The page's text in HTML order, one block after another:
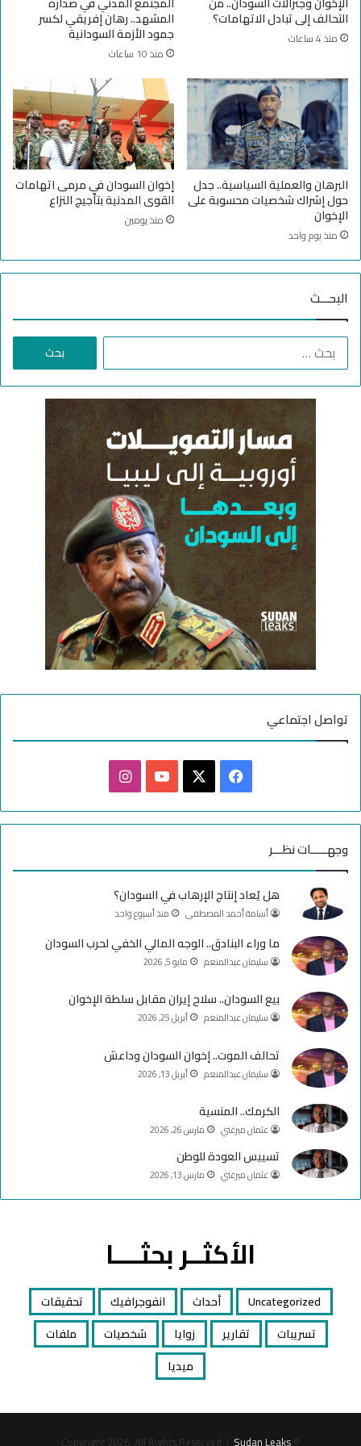
ب
ا
ل
ا
ه
ر
ة
التحالف إلى تبادل الاتهامات؟
منذ 4 ساعات
المشهد.. رهان إفريقي لكسر
جمود الأزمة السودانية
منذ 10 ساعات
البرهان والعملية السياسية.. جدل
حول إشراك شخصيات محسوبة على
الإخوان
منذ يوم واحد
إخوان السودان في مرمى اتهامات
القوى المدنية بتأجيج النزاع
منذ يومين
البحـــث
ا
ح
تواصل اجتماعي
ي
ب
و
ك
X
Y
u
T
u
b
e
ن
ت
ق
م
وجهـــــات نظـــر
هل يُعاد إنتاج الإرهاب في السودان؟
أسامة أحمد المصطفى منذ أسبوع واحد
ما وراء البنادق.. الوجه المالي الخفي لحرب السودان
سليمان عبدالمنعم مايو 5, 2026
بيع السودان.. سلاح إيران مقابل سلطة الإخوان
سليمان عبدالمنعم أبريل 25, 2026
تحالف الموت.. إخوان السودان وداعش
سليمان عبدالمنعم أبريل 13, 2026
الكرمك.. المنسية
عثمان ميرغني مارس 26, 2026
تسييس العودة للوطن
عثمان ميرغني مارس 13, 2026
الأكثــر بحثــــا
Uncategorized أحداث انفوجرافيك
تحقيقات
تسريبات
تقارير زوايا شخصيات
ملفات
ميديا